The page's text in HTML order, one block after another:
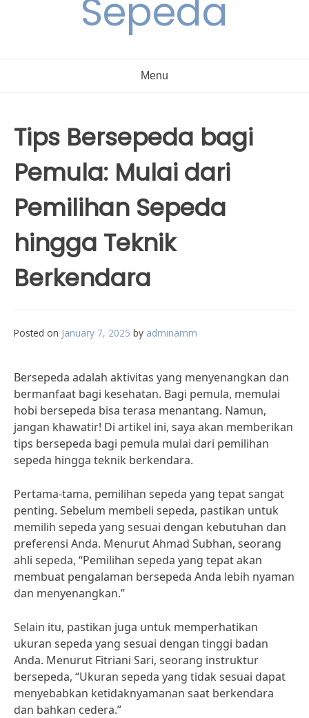
Sepeda
Menu
Tips Bersepeda bagi
Pemula: Mulai dari
Pemilihan Sepeda
hingga Teknik
Berkendara
Posted on January 7, 2025 by adminamm
Bersepeda adalah aktivitas yang menyenangkan dan
bermanfaat bagi kesehatan. Bagi pemula, memulai
hobi bersepeda bisa terasa menantang. Namun,
jangan khawatir! Di artikel ini, saya akan memberikan
tips bersepeda bagi pemula mulai dari pemilihan
sepeda hingga teknik berkendara.
Pertama-tama, pemilihan sepeda yang tepat sangat
penting. Sebelum membeli sepeda, pastikan untuk
memilih sepeda yang sesuai dengan kebutuhan dan
preferensi Anda. Menurut Ahmad Subhan, seorang
ahli sepeda, “Pemilihan sepeda yang tepat akan
membuat pengalaman bersepeda Anda lebih nyaman
dan menyenangkan.”
Selain itu, pastikan juga untuk memperhatikan
ukuran sepeda yang sesuai dengan tinggi badan
Anda. Menurut Fitriani Sari, seorang instruktur
bersepeda, “Ukuran sepeda yang tidak sesuai dapat
menyebabkan ketidaknyamanan saat berkendara
dan bahkan cedera.”